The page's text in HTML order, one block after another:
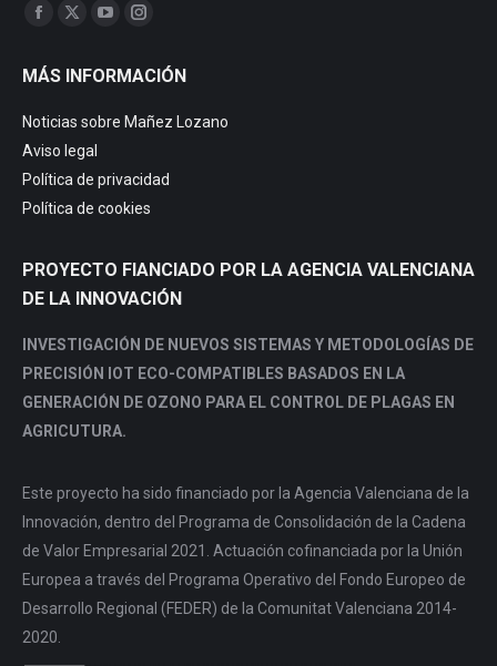
Trouvez nous sur :
opens
in
new
window
opens
new
window
YouTube
opens
window
Instagram
opens
in
window
MÁS INFORMACIÓN
Noticias sobre Mañez Lozano
Aviso legal
Política de privacidad
Política de cookies
PROYECTO FIANCIADO POR LA AGENCIA VALENCIANA
DE LA INNOVACIÓN
INVESTIGACIÓN DE NUEVOS SISTEMAS Y METODOLOGÍAS DE
PRECISIÓN IOT ECO-COMPATIBLES BASADOS EN LA
GENERACIÓN DE OZONO PARA EL CONTROL DE PLAGAS EN
AGRICUTURA.
Este proyecto ha sido financiado por la Agencia Valenciana de la
Innovación, dentro del Programa de Consolidación de la Cadena
de Valor Empresarial 2021. Actuación cofinanciada por la Unión
Europea a través del Programa Operativo del Fondo Europeo de
Desarrollo Regional (FEDER) de la Comunitat Valenciana 2014-
2020.